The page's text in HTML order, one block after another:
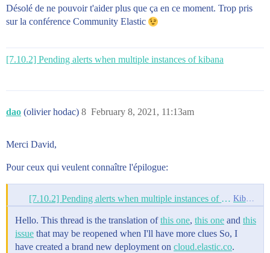
Désolé de ne pouvoir t'aider plus que ça en ce moment. Trop pris
sur la conférence Community Elastic
[7.10.2] Pending alerts when multiple instances of kibana
dao (olivier hodac) February 8, 2021, 11:13am
8
Merci David,
Pour ceux qui veulent connaître l'épilogue:
[7.10.2] Pending alerts when multiple instances of kibana Kibana
Hello. This thread is the translation ofthis one, this one and this
issue that may be reopened when I'll have more clues So, I
have created a brand new deployment on cloud.elastic.co.